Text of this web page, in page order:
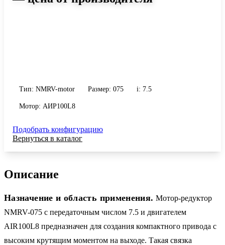
Тип: NMRV-motor Размер: 075 i: 7.5
Мотор: АИР100L8
Подобрать конфигурацию
Вернуться в каталог
Описание
Назначение и область применения. Мотор-редуктор
NMRV-075 с передаточным числом 7.5 и двигателем
AIR100L8 предназначен для создания компактного привода с
высоким крутящим моментом на выходе. Такая связка